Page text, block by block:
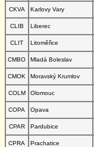
CKVA
Karlovy Vary
CLIB
Liberec
CLIT
Litoměřice
CMBO
Mladá Boleslav
CMOK
Moravský Krumlov
COLM
Olomouc
COPA
Opava
CPAR
Pardubice
CPRA
Prachatice